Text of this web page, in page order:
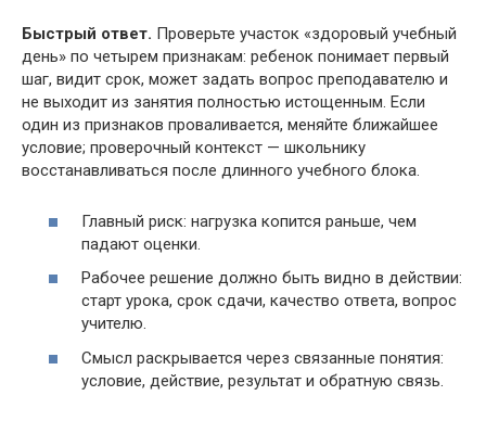
Быстрый ответ. Проверьте участок «здоровый учебный
день» по четырем признакам: ребенок понимает первый
шаг, видит срок, может задать вопрос преподавателю и
не выходит из занятия полностью истощенным. Если
один из признаков проваливается, меняйте ближайшее
условие; проверочный контекст — школьнику
восстанавливаться после длинного учебного блока.
Главный риск: нагрузка копится раньше, чем
падают оценки.
Рабочее решение должно быть видно в действии:
старт урока, срок сдачи, качество ответа, вопрос
учителю.
Смысл раскрывается через связанные понятия:
условие, действие, результат и обратную связь.